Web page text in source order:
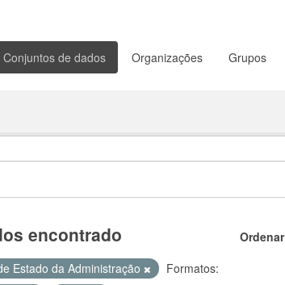
Conjuntos de dados Organizações Grupos
encontrado
Estado da Administração
Formatos: